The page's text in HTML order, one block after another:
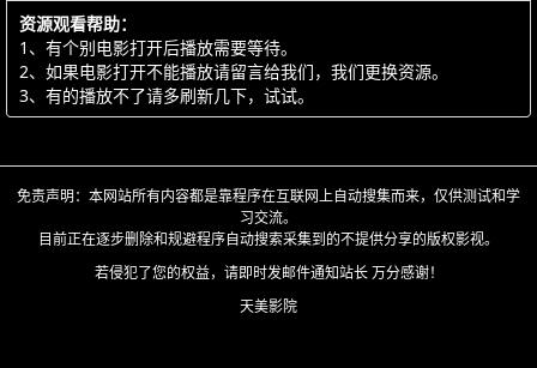
资源观看帮助：
1、有个别电影打开后播放需要等待。
2、如果电影打开不能播放请留言给我们，我们更换资源。
3、有的播放不了请多刷新几下，试试。
免责声明：本网站所有内容都是靠程序在互联网上自动搜集而来，仅供测试和学
习交流。
目前正在逐步删除和规避程序自动搜索采集到的不提供分享的版权影视。
若侵犯了您的权益，请即时发邮件通知站长 万分感谢！
天美影院